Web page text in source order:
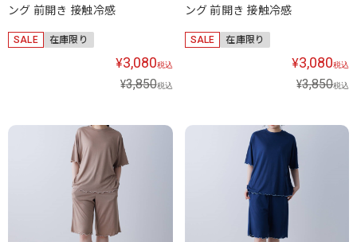
ング 前開き 接触冷感
SALE 在庫限り
¥3,080税込
¥3,850税込
ング 前開き 接触冷感
SALE 在庫限り
¥3,080税込
¥3,850税込